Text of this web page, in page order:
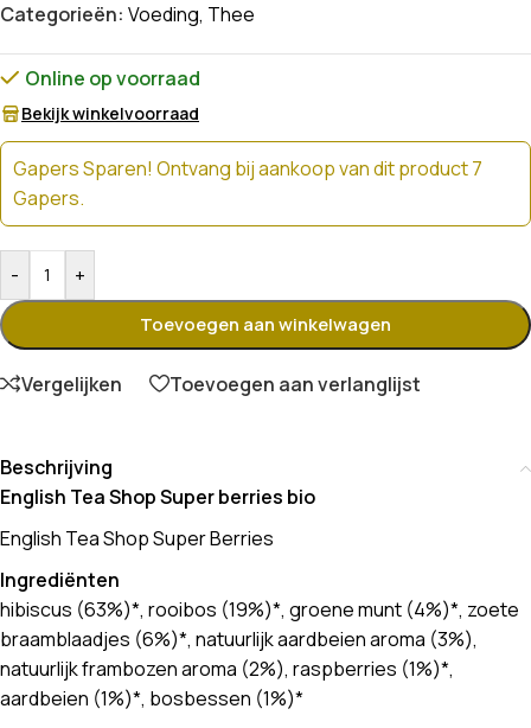
Categorieën: Voeding, Thee
Online op voorraad
Bekijk winkelvoorraad
Gapers Sparen! Ontvang bij aankoop van dit product 7
Gapers.
- +
Toevoegen aan winkelwagen
Vergelijken Toevoegen aan verlanglijst
Beschrijving
English Tea Shop Super berries bio
English Tea Shop Super Berries
Ingrediënten
hibiscus (63%)*, rooibos (19%)*, groene munt (4%)*, zoete
braamblaadjes (6%)*, natuurlijk aardbeien aroma (3%),
natuurlijk frambozen aroma (2%), raspberries (1%)*,
aardbeien (1%)*, bosbessen (1%)*